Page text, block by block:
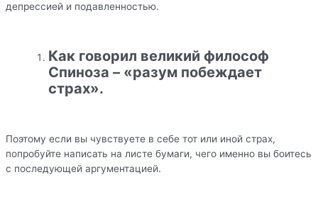
депрессией и подавленностью.
Как говорил великий философ
Спиноза – «разум побеждает
страх».
Поэтому если вы чувствуете в себе тот или иной страх,
попробуйте написать на листе бумаги, чего именно вы боитесь
с последующей аргументацией.